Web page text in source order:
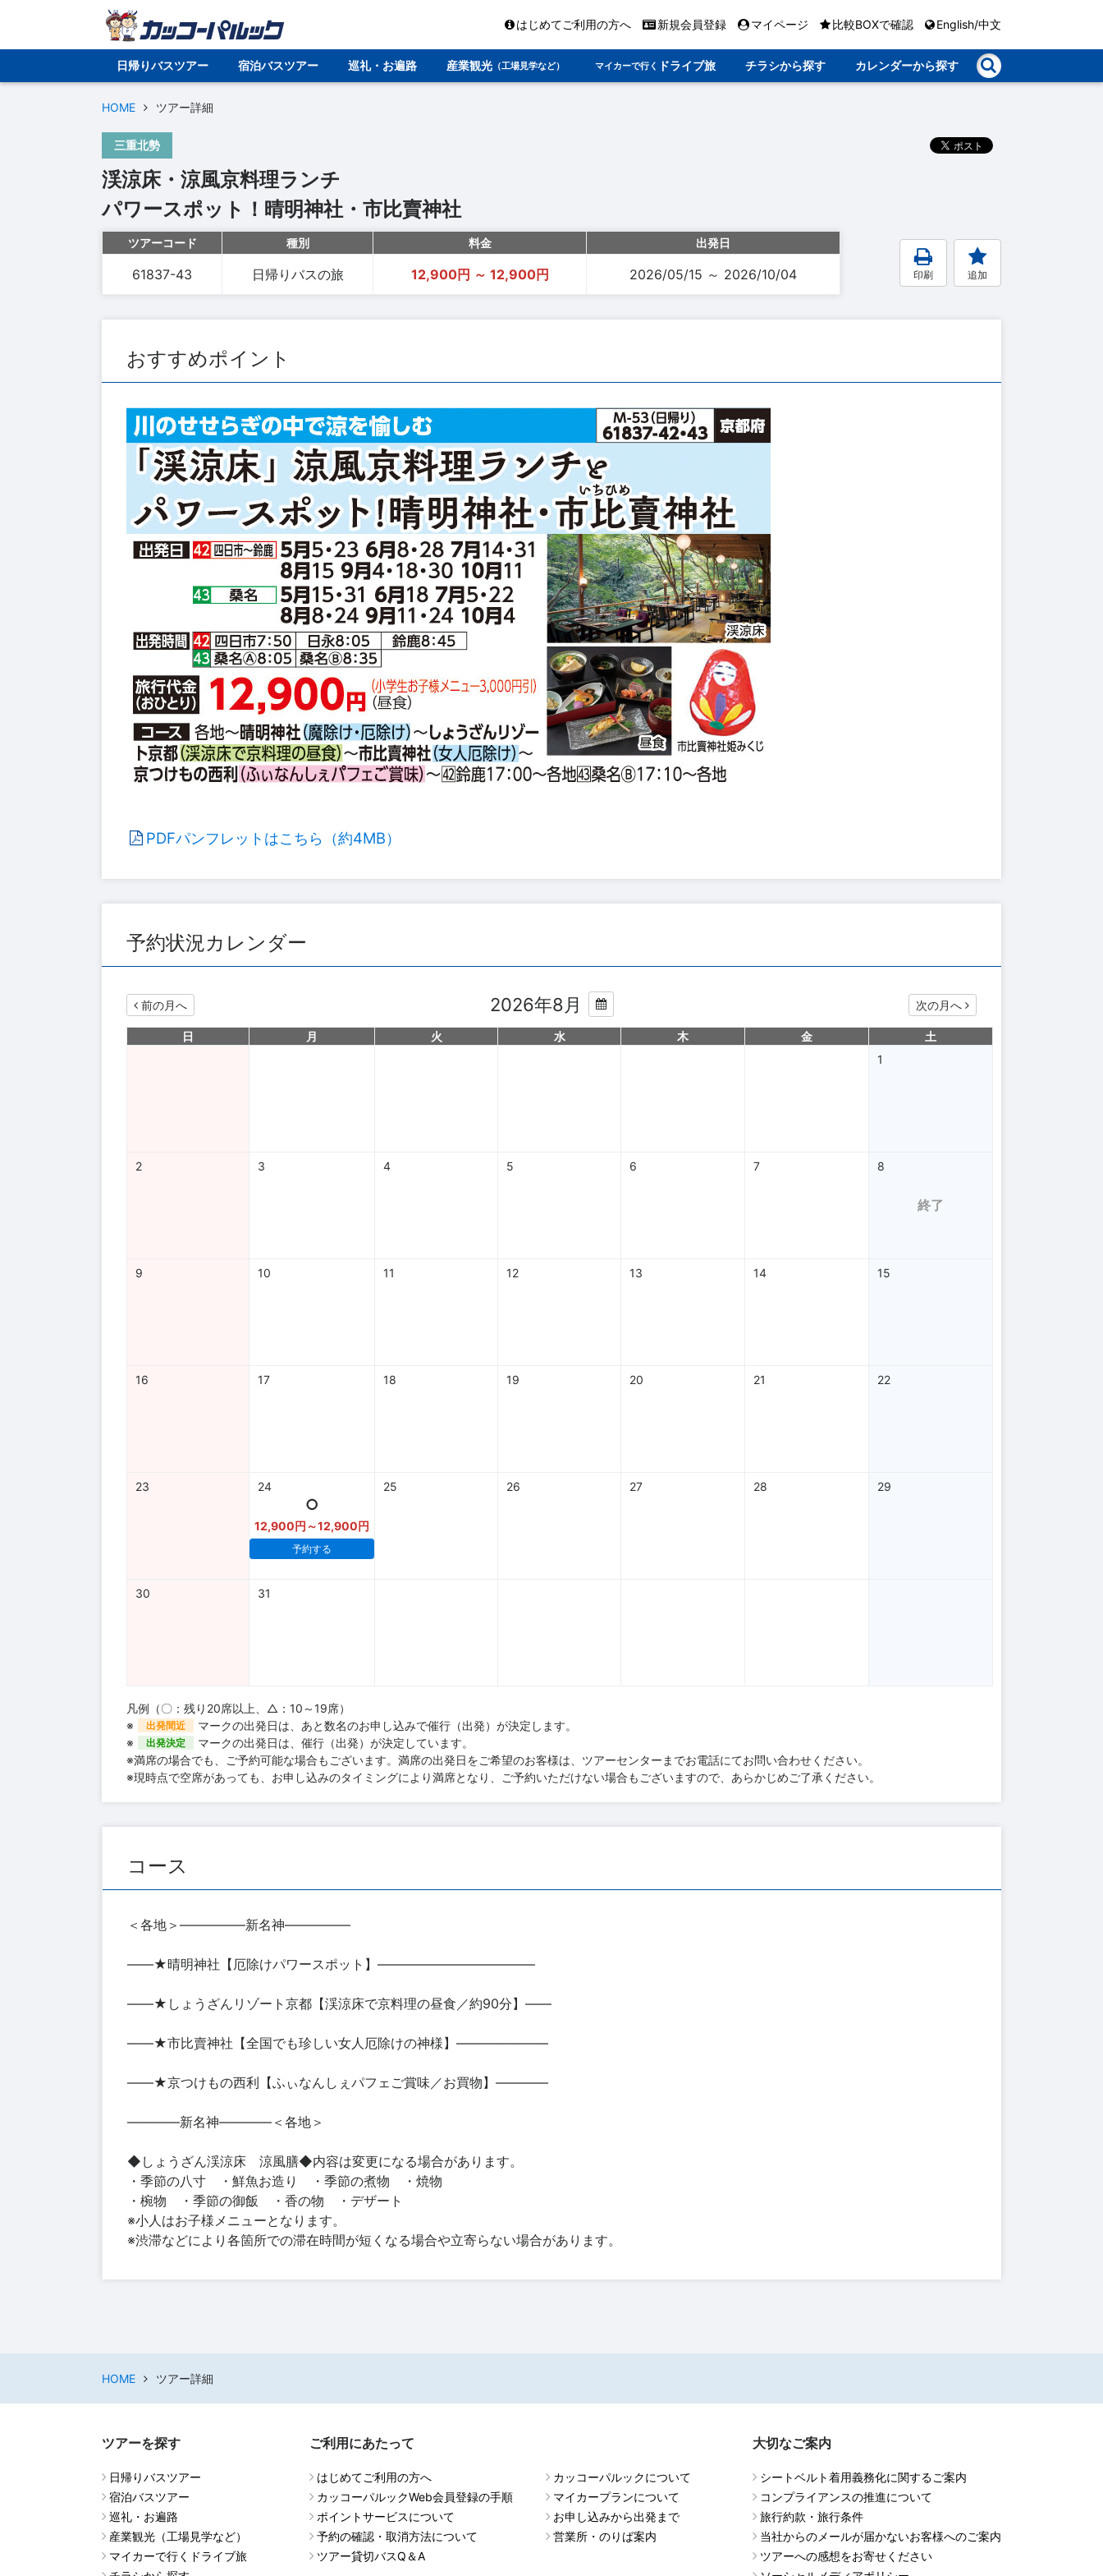
はじめてご利用の方へ 新規会員登録 マイページ 比較BOXで確認 English/中文
日帰りバスツアー 宿泊バスツアー 巡礼・お遍路 産業観光 （工場見学など） マイカーで行く ドライブ旅 チラシから探す カレンダーから探す
HOME ツアー詳細
三重北勢
渓涼床・涼風京料理ランチ
パワースポット！晴明神社・市比賣神社
ツアーコード 種別 料金 出発日
61837-43 日帰りバスの旅 12,900円 ～ 12,900円 2026/05/15 ～ 2026/10/04 印刷 追加
おすすめポイント
PDFパンフレットはこちら（約4MB）
予約状況カレンダー
前の月へ 2026年8月 次の月へ
日 月 火 水 木 金
土
1
2 3 4 5 6 7 8
終了
9 10 11 12 13 14 15
16 17 18 19 20 21 22
23 24
○
12,900円～12,900円
予約する
25 26 27 28 29
30 31
凡例（〇：残り20席以上、△：10～19席）
※
出発間近
マークの出発日は、あと数名のお申し込みで催行（出発）が決定します。
※
出発決定
マークの出発日は、催行（出発）が決定しています。
※満席の場合でも、ご予約可能な場合もございます。満席の出発日をご希望のお客様は、ツアーセンターまでお電話にてお問い合わせください。
※現時点で空席があっても、お申し込みのタイミングにより満席となり、ご予約いただけない場合もございますので、あらかじめご了承ください。
コース
＜各地＞―――――新名神―――――
――★晴明神社【厄除けパワースポット】――――――――――――
――★しょうざんリゾート京都【渓涼床で京料理の昼食／約90分】――
――★市比賣神社【全国でも珍しい女人厄除けの神様】―――――――
――★京つけもの西利【ふぃなんしぇパフェご賞味／お買物】――――
――――新名神――――＜各地＞
◆しょうざん渓涼床 涼風膳◆内容は変更になる場合があります。
・季節の八寸 ・鮮魚お造り ・季節の煮物 ・焼物
・椀物 ・季節の御飯 ・香の物 ・デザート
※小人はお子様メニューとなります。
※渋滞などにより各箇所での滞在時間が短くなる場合や立寄らない場合があります。
HOME ツアー詳細
ツアーを探す
日帰りバスツアー
宿泊バスツアー
巡礼・お遍路
産業観光（工場見学など）
マイカーで行くドライブ旅
ご利用にあたって
はじめてご利用の方へ
カッコーパルックWeb会員登録の手順
ポイントサービスについて
予約の確認・取消方法について
ツアー貸切バスQ＆A
カッコーパルックについて
マイカープランについて
お申し込みから出発まで
営業所・のりば案内
大切なご案内
シートベルト着用義務化に関するご案内
コンプライアンスの推進について
旅行約款・旅行条件
当社からのメールが届かないお客様へのご案内
ツアーへの感想をお寄せください